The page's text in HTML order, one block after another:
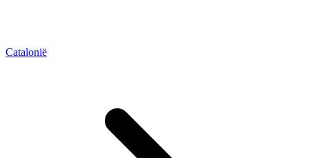
Catalonië